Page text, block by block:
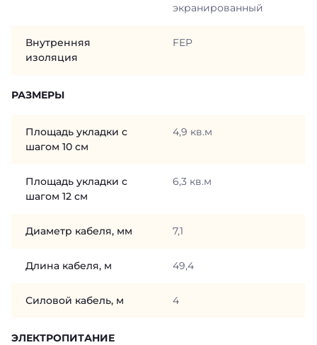
экранированный
Внутренняя
изоляция
FEP
РАЗМЕРЫ
Площадь укладки с
шагом 10 см
4,9 кв.м
Площадь укладки с
шагом 12 см
6,3 кв.м
Диаметр кабеля, мм 7,1
Длина кабеля, м 49,4
Силовой кабель, м 4
ЭЛЕКТРОПИТАНИЕ